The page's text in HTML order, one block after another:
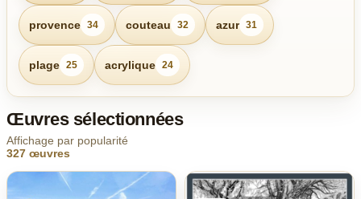
provence 34 couteau 32 azur 31
plage 25 acrylique 24
Œuvres sélectionnées
Affichage par popularité
327 œuvres